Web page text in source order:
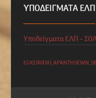
ΥΠΟΔΕΊΓΜΑΤΑ ΕΛΠ
Υποδείγματα ΕΛΠ –